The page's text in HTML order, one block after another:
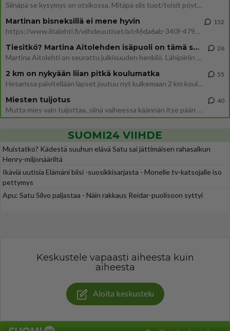
Siinäpä se kysymys on otsikossa. Mitäpä siis tuot/toisit pöytään parisuhteessa? Oletko mies vai nainen? Koetko sen mitä
Martinan bisneksillä ei mene hyvin
https://www.iltalehti.fi/viihdeuutiset/a/c46da6ab-340f-4790-aaa7-0865eed2336 Yrityksen konkurssihakemus on tullut kärä
152
Tiesitkö? Martina Aitolehden isäpuoli on tämä suosittu laulaja
Martina Aitolehti on seurattu julkisuuden henkilö. Lähipiiriin mahtuu muitakin tunnettuja henkilöitä. Tiesitkö, että Ma
26
2 km on nykyään liian pitkä koulumatka
Hesarissa päivitellään lapset joutuu nyt kulkemaan 2 km kouluun jösses. Ruostefillarilla tuo matka menee vaikka miten äk
55
Miesten tuijotus
Mutta mies vain tuijottaa, siinä vaiheessa käännän itse pään pois. Mikä juttu? Yleensä jos joku tuijottaa tai katsoo, hä
40
SUOMI24 VIIHDE
Muistatko? Kädestä suuhun elävä Satu sai jättimäisen rahasalkun
Henry-miljonääriltä
Ikäviä uutisia Elämäni biisi -suosikkisarjasta - Monelle tv-katsojalle iso
pettymys
Apu: Satu Silvo paljastaa - Näin rakkaus Reidar-puolisoon syttyi
Keskustele vapaasti aiheesta kuin
aiheesta
Aloita keskustelu